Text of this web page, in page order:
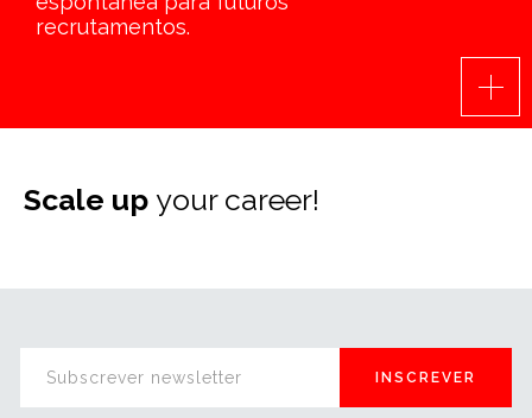
recrutamentos.
Scale up your career!
INSCREVER